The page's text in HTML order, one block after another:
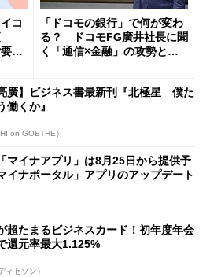
コ
望
「ドコモの銀行」で何が変わ
る？ ドコモFG廣井社長に聞
く「通信×金融」の攻勢とグ
廣】ビジネス書最新刊『北極星 僕た
働くか』
on GOETHE）
マイナアプリ」は8月25日から提供予
ナポータル」アプリのアップデート
超たまるビジネスカード！初年度年会
還元率最大1.125%
ィセゾン）